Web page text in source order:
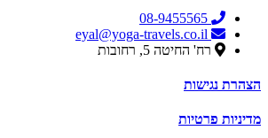
08-9455565
eyal@yoga-travels.co.il
רח' החיטה 5, רחובות
נגישות
פרטיות